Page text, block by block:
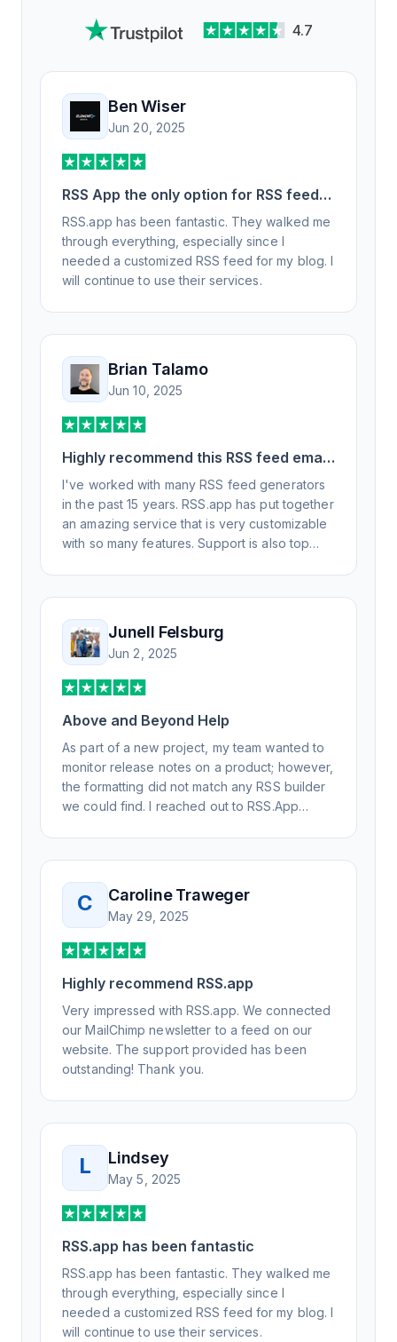
4.7
Ben Wiser
Jun 20, 2025
RSS App the only option for RSS feed
generation
RSS.app has been fantastic. They walked me
through everything, especially since I
needed a customized RSS feed for my blog. I
will continue to use their services.
Brian Talamo
Jun 10, 2025
Highly recommend this RSS feed email
/ widget generator service.
I've worked with many RSS feed generators
in the past 15 years. RSS.app has put together
an amazing service that is very customizable
with so many features. Support is also top
professionally. Highly recommend for all your
RSS feed needs. Our trucking news hub
website couldn't work without it. Thank you.
Junell Felsburg
Jun 2, 2025
Above and Beyond Help
As part of a new project, my team wanted to
monitor release notes on a product; however,
the formatting did not match any RSS builder
we could find. I reached out to RSS.App
day, but I spoke to someone who was
knowledgeable, kind, and clearly wanted to
understand the issue. It has been a few
weeks, but after many revisions and direct
support, all of my release notes are in a way
that my users understand and find value in.
Honestly, it has been an exceptional
know to RSS.app for their RSS needs.
C Caroline Traweger
May 29, 2025
Highly recommend RSS.app
Very impressed with RSS.app. We connected
our MailChimp newsletter to a feed on our
website. The support provided has been
outstanding! Thank you.
L Lindsey
May 5, 2025
RSS.app has been fantastic
RSS.app has been fantastic. They walked me
through everything, especially since I
needed a customized RSS feed for my blog. I
will continue to use their services.